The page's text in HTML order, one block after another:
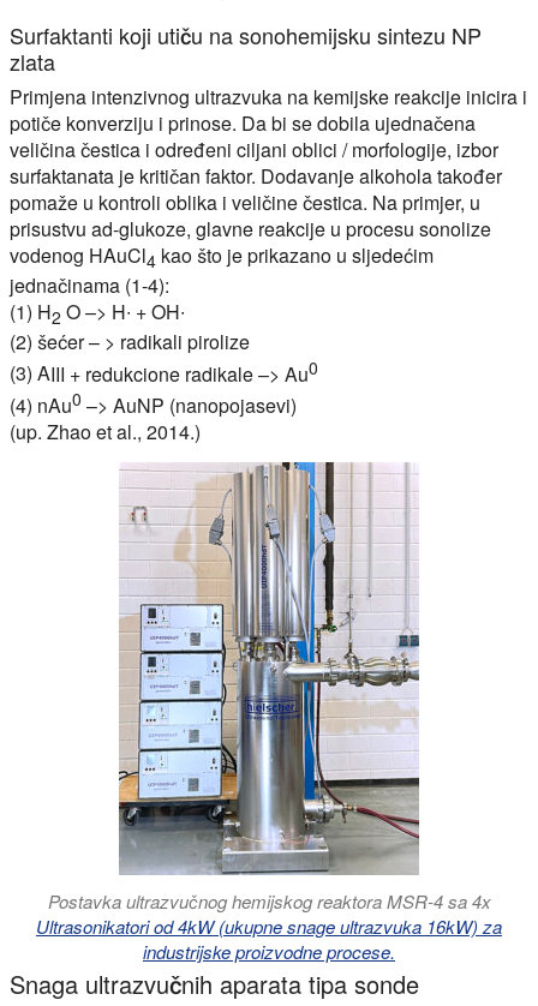
Surfaktanti koji utiču na sonohemijsku sintezu NP
zlata
Primjena intenzivnog ultrazvuka na kemijske reakcije inicira i
potiče konverziju i prinose. Da bi se dobila ujednačena
veličina čestica i određeni ciljani oblici / morfologije, izbor
surfaktanata je kritičan faktor. Dodavanje alkohola također
pomaže u kontroli oblika i veličine čestica. Na primjer, u
prisustvu ad-glukoze, glavne reakcije u procesu sonolize
vodenog HAuCl4 kao što je prikazano u sljedećim
jednačinama (1-4):
(1) H2 O –> H∙ + OH∙
(2) šećer – > radikali pirolize
(3) AIII + redukcione radikale –> Au0
(4) nAu0 –> AuNP (nanopojasevi)
(up. Zhao et al., 2014.)
Postavka ultrazvučnog hemijskog reaktora MSR-4 sa 4x
Ultrasonikatori od 4kW (ukupne snage ultrazvuka 16kW) za
industrijske proizvodne procese.
Snaga ultrazvučnih aparata tipa sonde